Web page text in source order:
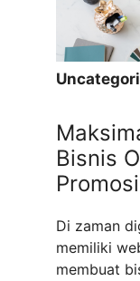
Perbankan
hadir ...
Bisnis
Di zaman
memiliki
membuat